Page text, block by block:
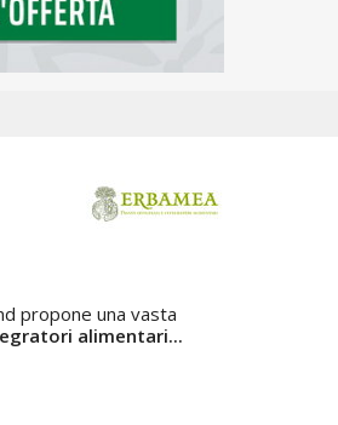
propone una vasta
alimentari...